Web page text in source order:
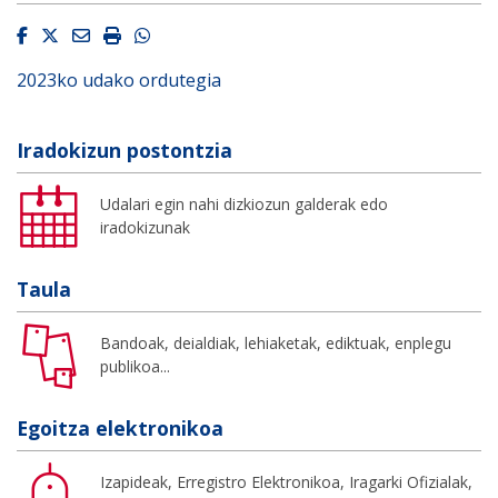
Facebook
Twitter
EmailImprimirWhatsapp
2023ko udako ordutegia
Iradokizun postontzia
Udalari egin nahi dizkiozun galderak edo
iradokizunak
Taula
Bandoak, deialdiak, lehiaketak, ediktuak, enplegu
publikoa...
Egoitza elektronikoa
Izapideak, Erregistro Elektronikoa, Iragarki Ofizialak,